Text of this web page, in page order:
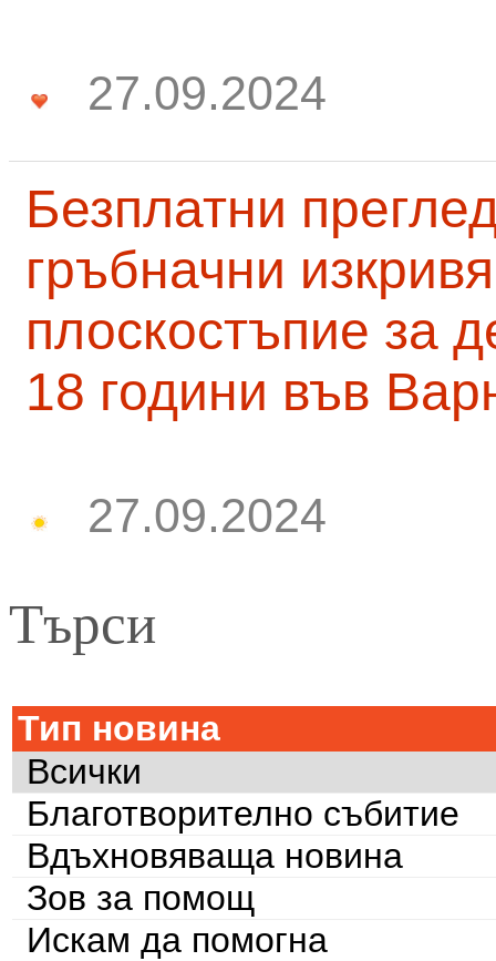
27.09.2024
Безплатни
гръбначни
плоскостъпие за
18 години във
27.09.2024
Търси
Тип новина
Всички
Благотворително събитие
Вдъхновяваща новина
Зов за помощ
Искам да помогна